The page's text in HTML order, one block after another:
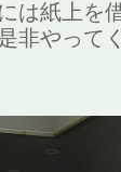
は紙上を
非やって